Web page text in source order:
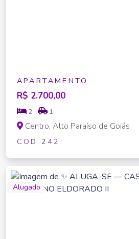
APARTAMENTO
R$ 2.700,00
2 1
Centro, Alto Paraíso de Goiás
COD 242
Alugado